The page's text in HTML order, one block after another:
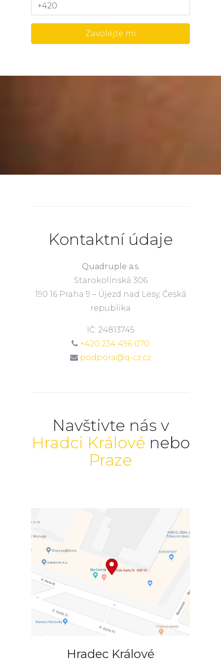
Kontaktní údaje
Quadruple a.s.
Starokolínská 306
190 16 Praha 9 – Újezd nad Lesy, Česká
republika
IČ: 24813745
+420 234 496 070
podpora@q-cz.cz
Navštivte nás v
Hradci Králové nebo
Praze
Hradec Králové